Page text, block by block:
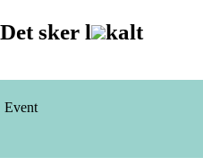
Det sker l kalt
Event